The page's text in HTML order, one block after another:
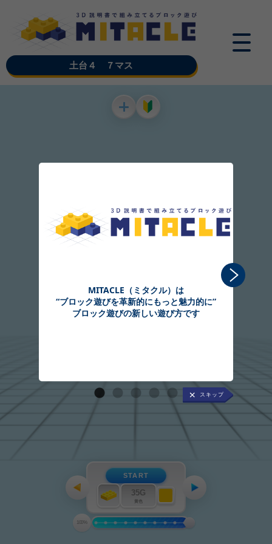
土台４ ７マス
MITACLE（ミタクル）は
“ブロック遊びを革新的にもっと魅力的に”
ブロック遊びの新しい遊び方です
START
35G
黄色
100%